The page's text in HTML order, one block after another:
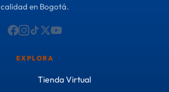
calidad en Bogotá.
EXPLORA
Tienda Virtual